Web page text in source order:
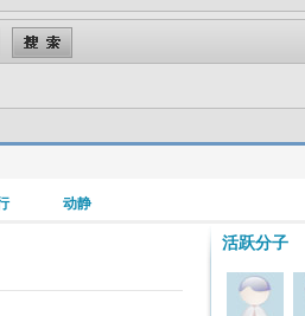
看不清楚？点击刷新验证码